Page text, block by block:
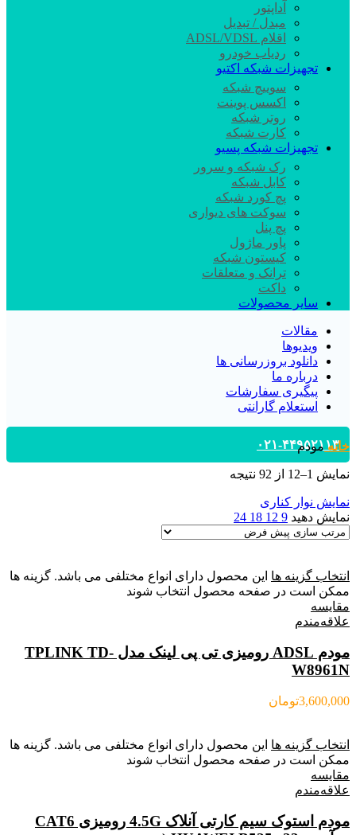
آداپتور
مبدل / تبدیل
اقلام ADSL/VDSL
ردیاب خودرو
تجهیزات شبکه اکتیو
سوییچ شبکه
اکسس پوینت
روتر شبکه
کارت شبکه
تجهیزات شبکه پسیو
رک شبکه و سرور
کابل شبکه
پچ کورد شبکه
سوکت های دیواری
پچ پنل
پاور ماژول
کیستون شبکه
ترانک و متعلقات
داکت
سایر محصولات
مقالات
ویدیوها
دانلود بروزرسانی ها
درباره ما
پیگیری سفارشات
استعلام گارانتی
۰۲۱-۴۴۹۵۲۱۱۳خانه مودم
نمایش 1–12 از 92 نتیجه
نمایش نوار کناری
نمایش دهید 9
12
18
24
انتخاب گزینه ها این محصول دارای انواع مختلفی می باشد. گزینه ها
ممکن است در صفحه محصول انتخاب شوند
مقایسه
علاقه‌مندم
مودم ADSL رومیزی تی پی لینک مدل TPLINK TD-
W8961N
3,600,000تومان
انتخاب گزینه ها این محصول دارای انواع مختلفی می باشد. گزینه ها
ممکن است در صفحه محصول انتخاب شوند
مقایسه
علاقه‌مندم
مودم استوک سیم کارتی آنلاک 4.5G رومیزی CAT6